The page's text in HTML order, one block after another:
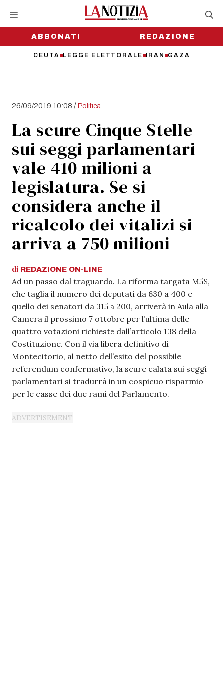
contenutoABBONATI
CEUTA LEGGE ELETTORALE IRAN GAZA
REDAZIONE
26/09/2019 10:08 /Politica
La scure Cinque Stelle
sui seggi parlamentari
vale 410 milioni a
legislatura. Se si
considera anche il
ricalcolo dei vitalizi si
arriva a 750 milioni
di REDAZIONE ON-LINE
Ad un passo dal traguardo. La riforma targata M5S,
che taglia il numero dei deputati da 630 a 400 e
quello dei senatori da 315 a 200, arriverà in Aula alla
Camera il prossimo 7 ottobre per l’ultima delle
quattro votazioni richieste dall’articolo 138 della
Costituzione. Con il via libera definitivo di
Montecitorio, al netto dell’esito del possibile
referendum confermativo, la scure calata sui seggi
parlamentari si tradurrà in un cospicuo risparmio
per le casse dei due rami del Parlamento.